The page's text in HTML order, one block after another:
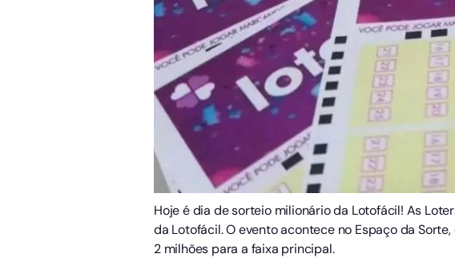
Hoje é dia de sorteio milionário da Lotofácil! As
da Lotofácil. O evento acontece no Espaço da
2 milhões para a faixa principal.